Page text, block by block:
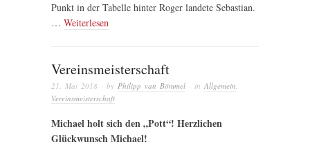
Punkt in der Tabelle hinter Roger landete Sebastian.
… Weiterlesen
Vereinsmeisterschaft
21. Mai 2018 · by Philipp van Bömmel · in Allgemein
Vereinsmeisterschaft
Michael holt sich den „Pott“! Herzlichen
Glückwunsch Michael!